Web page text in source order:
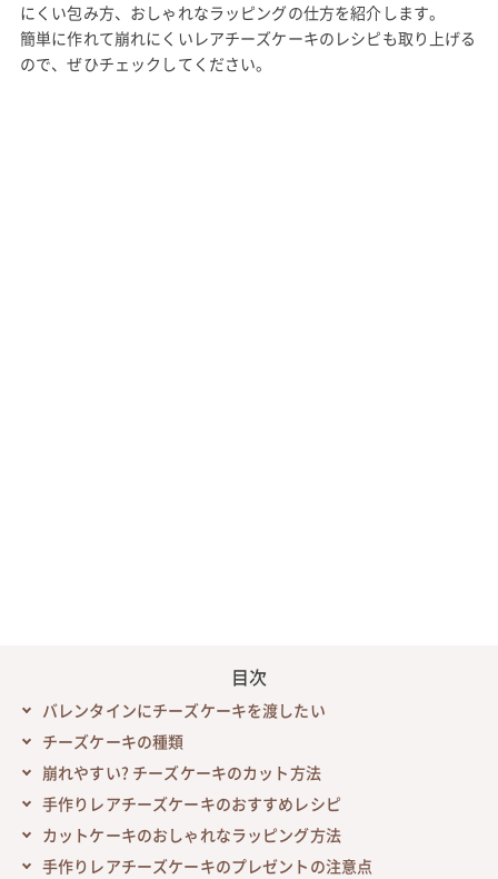
にくい包み方、おしゃれなラッピングの仕方を紹介します。
簡単に作れて崩れにくいレアチーズケーキのレシピも取り上げる
ので、ぜひチェックしてください。
目次
バレンタインにチーズケーキを渡したい
チーズケーキの種類
崩れやすい? チーズケーキのカット方法
手作りレアチーズケーキのおすすめレシピ
カットケーキのおしゃれなラッピング方法
手作りレアチーズケーキのプレゼントの注意点